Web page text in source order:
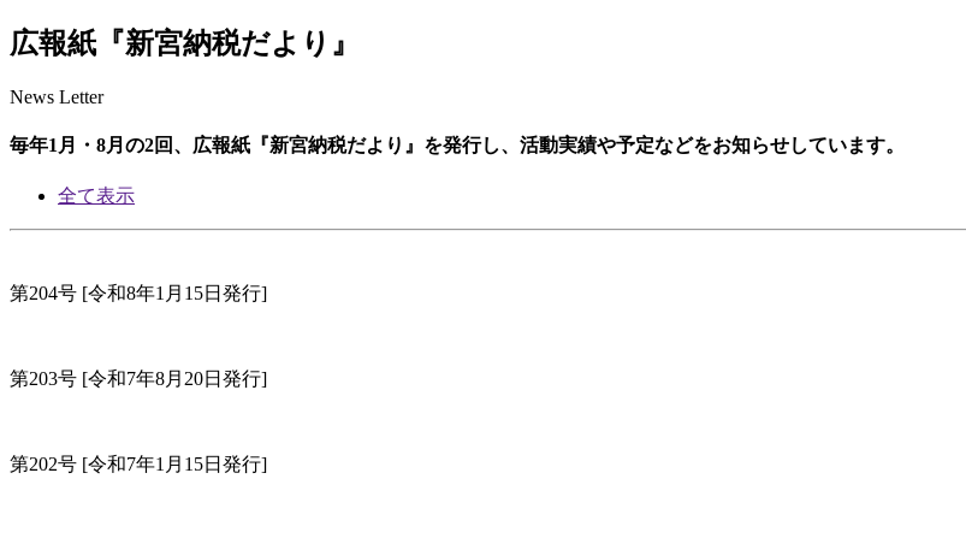
広報紙『新宮納税だより』
News Letter
毎年1月・8月の2回、広報紙『新宮納税だより』を発行し、活動実績や予定などをお知らせしています。
全て表示
第204号 [令和8年1月15日発行]
第203号 [令和7年8月20日発行]
第202号 [令和7年1月15日発行]